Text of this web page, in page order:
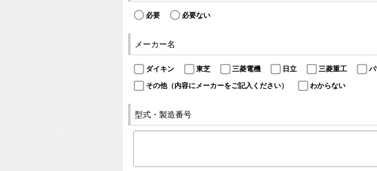
必要 必要ない
メーカー名
ダイキン 東芝 三菱電機 日立 三菱重工
その他（内容にメーカーをご記入ください）
わからない
型式・製造番号